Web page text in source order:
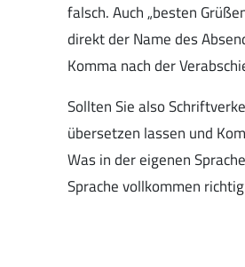
falsch. Auch „besten
direkt der Name des
Komma nach der
Sollten Sie also
übersetzen lassen und
Was in der eigenen
Sprache vollkommen